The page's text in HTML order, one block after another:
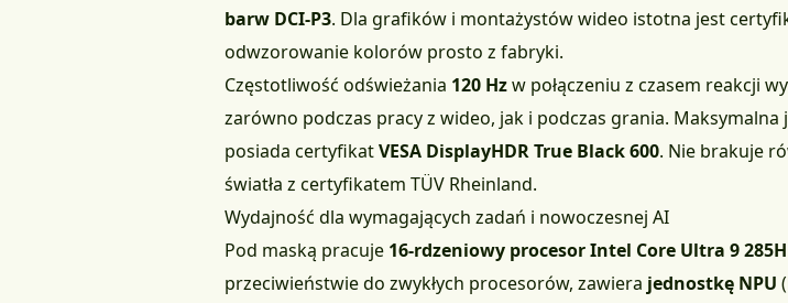
barw DCI-P3. Dla grafików i montażystów wideo istotna jest
odwzorowanie kolorów prosto z fabryki.
Częstotliwość odświeżania 120 Hzw połączeniu z czasem reakcji
zarówno podczas pracy z wideo, jak i podczas grania. Maksymalna
posiada certyfikatVESA DisplayHDR True Black 600. Nie brakuje
światła z certyfikatem TÜV Rheinland.
Wydajność dla wymagających zadań i nowoczesnej AI
Pod maską pracuje 16-rdzeniowy procesor Intel Core Ultra 9 285H
przeciwieństwie do zwykłych procesorów, zawiera jednostkę NPU